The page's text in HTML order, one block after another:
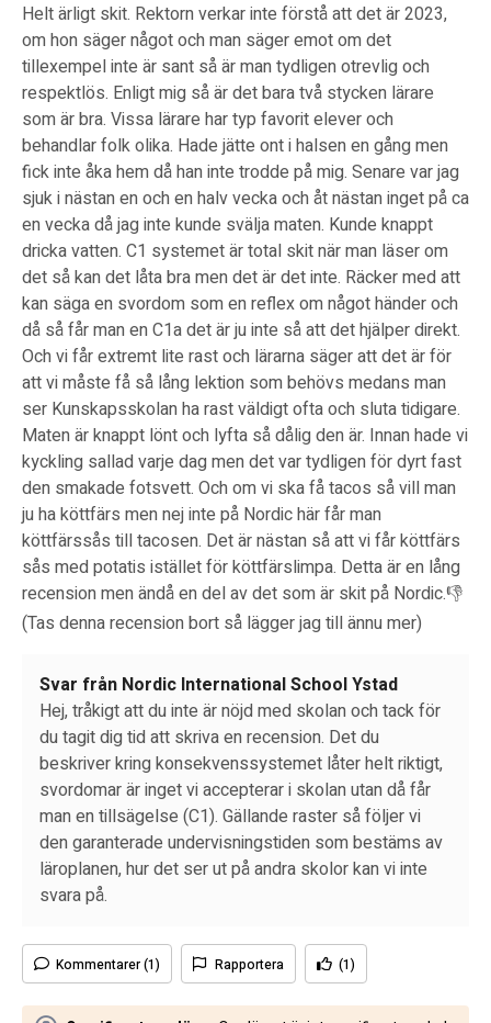
Helt ärligt skit. Rektorn verkar inte förstå att det är 2023,
om hon säger något och man säger emot om det
tillexempel inte är sant så är man tydligen otrevlig och
respektlös. Enligt mig så är det bara två stycken lärare
som är bra. Vissa lärare har typ favorit elever och
behandlar folk olika. Hade jätte ont i halsen en gång men
fick inte åka hem då han inte trodde på mig. Senare var jag
sjuk i nästan en och en halv vecka och åt nästan inget på ca
en vecka då jag inte kunde svälja maten. Kunde knappt
dricka vatten. C1 systemet är total skit när man läser om
det så kan det låta bra men det är det inte. Räcker med att
kan säga en svordom som en reflex om något händer och
då så får man en C1a det är ju inte så att det hjälper direkt.
Och vi får extremt lite rast och lärarna säger att det är för
att vi måste få så lång lektion som behövs medans man
ser Kunskapsskolan ha rast väldigt ofta och sluta tidigare.
Maten är knappt lönt och lyfta så dålig den är. Innan hade vi
kyckling sallad varje dag men det var tydligen för dyrt fast
den smakade fotsvett. Och om vi ska få tacos så vill man
ju ha köttfärs men nej inte på Nordic här får man
köttfärssås till tacosen. Det är nästan så att vi får köttfärs
sås med potatis istället för köttfärslimpa. Detta är en lång
recension men ändå en del av det som är skit på Nordic.👎
(Tas denna recension bort så lägger jag till ännu mer)
Svar från Nordic International School Ystad
Hej, tråkigt att du inte är nöjd med skolan och tack för
du tagit dig tid att skriva en recension. Det du
beskriver kring konsekvenssystemet låter helt riktigt,
svordomar är inget vi accepterar i skolan utan då får
man en tillsägelse (C1). Gällande raster så följer vi
den garanterade undervisningstiden som bestäms av
läroplanen, hur det ser ut på andra skolor kan vi inte
svara på.
Kommentarer (1) Rapportera (1)